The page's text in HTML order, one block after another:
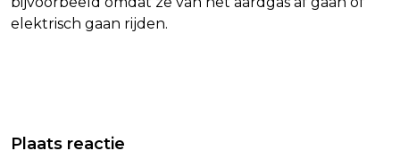
elektrisch gaan rijden.
FINANCIËN: STAPELING REGELS
Plaats reactie